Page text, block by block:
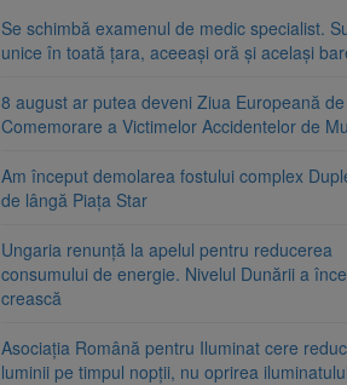
Se schimbă examenul de medic specialist.
unice în toată țara, aceeași oră și același
8 august ar putea deveni Ziua Europeană de
Comemorare a Victimelor Accidentelor de
Am început demolarea fostului complex
de lângă Piața Star
Ungaria renunță la apelul pentru reducerea
consumului de energie. Nivelul Dunării a
crească
Asociația Română pentru Iluminat cere
luminii pe timpul nopții, nu oprirea